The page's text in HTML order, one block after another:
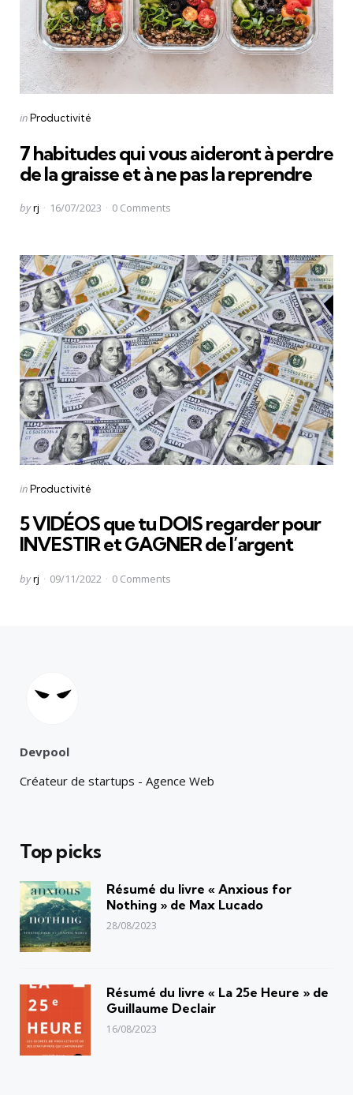
Categories
Posted
inProductivité
7 habitudes qui vous aideront à perdre
de la graisse et à ne pas la reprendre
Posted
byrj 16/07/2023 0 Comments
Categories
Posted
inProductivité
5 VIDÉOS que tu DOIS regarder pour
INVESTIR et GAGNER de l’argent
Posted
byrj 09/11/2022 0 Comments
Devpool
Créateur de startups - Agence Web
Top picks
Résumé du livre « Anxious for
Nothing » de Max Lucado
28/08/2023
Résumé du livre « La 25e Heure » de
Guillaume Declair
16/08/2023